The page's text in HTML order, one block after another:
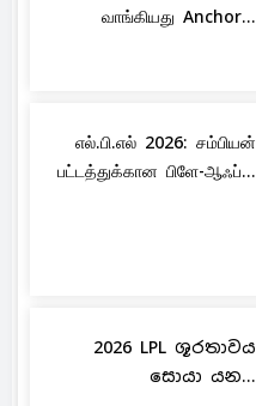
வாங்கியது Anchor...
எல்.பி.எல் 2026: சம்பியன்
பட்டத்துக்கான பிளே-ஆஃப்...
2026 LPL ශූරතාවය
සොයා යන...